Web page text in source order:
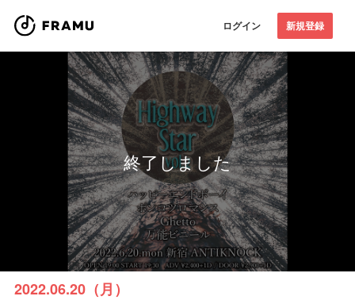
ログイン 新規登録
終了しました
2022.06.20（月）